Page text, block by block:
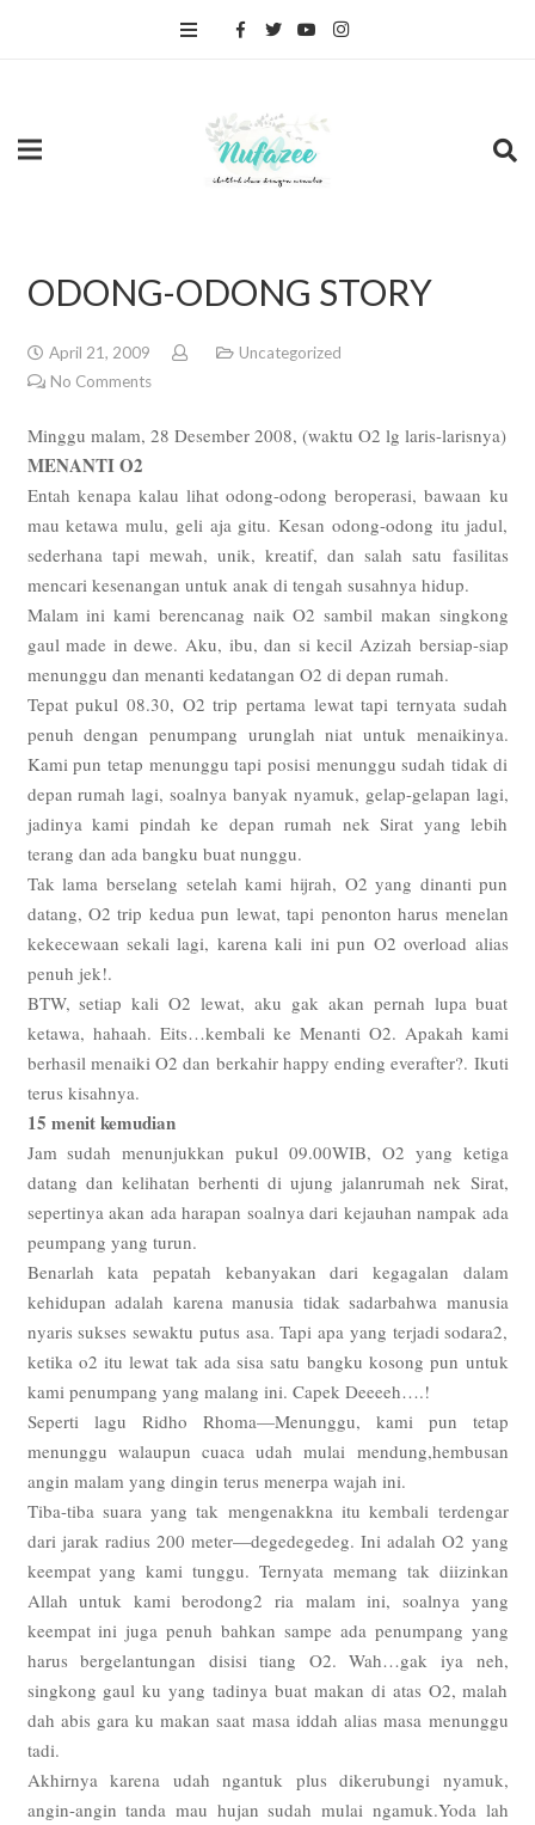
ODONG-ODONG STORY
April 21, 2009
Uncategorized
No Comments
Minggu malam, 28 Desember 2008, (waktu O2 lg laris-larisnya)
MENANTI O2
Entah kenapa kalau lihat odong-odong beroperasi, bawaan ku
mau ketawa mulu, geli aja gitu. Kesan odong-odong itu jadul,
sederhana tapi mewah, unik, kreatif, dan salah satu fasilitas
mencari kesenangan untuk anak di tengah susahnya hidup.
Malam ini kami berencanag naik O2 sambil makan singkong
gaul made in dewe. Aku, ibu, dan si kecil Azizah bersiap-siap
menunggu dan menanti kedatangan O2 di depan rumah.
Tepat pukul 08.30, O2 trip pertama lewat tapi ternyata sudah
penuh dengan penumpang urunglah niat untuk menaikinya.
Kami pun tetap menunggu tapi posisi menunggu sudah tidak di
depan rumah lagi, soalnya banyak nyamuk, gelap-gelapan lagi,
jadinya kami pindah ke depan rumah nek Sirat yang lebih
terang dan ada bangku buat nunggu.
Tak lama berselang setelah kami hijrah, O2 yang dinanti pun
datang, O2 trip kedua pun lewat, tapi penonton harus menelan
kekecewaan sekali lagi, karena kali ini pun O2 overload alias
penuh jek!.
BTW, setiap kali O2 lewat, aku gak akan pernah lupa buat
ketawa, hahaah. Eits…kembali ke Menanti O2. Apakah kami
berhasil menaiki O2 dan berkahir happy ending everafter?. Ikuti
terus kisahnya.
15 menit kemudian
Jam sudah menunjukkan pukul 09.00WIB, O2 yang ketiga
datang dan kelihatan berhenti di ujung jalanrumah nek Sirat,
sepertinya akan ada harapan soalnya dari kejauhan nampak ada
peumpang yang turun.
Benarlah kata pepatah kebanyakan dari kegagalan dalam
kehidupan adalah karena manusia tidak sadarbahwa manusia
nyaris sukses sewaktu putus asa. Tapi apa yang terjadi sodara2,
ketika o2 itu lewat tak ada sisa satu bangku kosong pun untuk
kami penumpang yang malang ini. Capek Deeeeh….!
Seperti lagu Ridho Rhoma—Menunggu, kami pun tetap
menunggu walaupun cuaca udah mulai mendung,hembusan
angin malam yang dingin terus menerpa wajah ini.
Tiba-tiba suara yang tak mengenakkna itu kembali terdengar
dari jarak radius 200 meter—degedegedeg. Ini adalah O2 yang
keempat yang kami tunggu. Ternyata memang tak diizinkan
Allah untuk kami berodong2 ria malam ini, soalnya yang
keempat ini juga penuh bahkan sampe ada penumpang yang
harus bergelantungan disisi tiang O2. Wah…gak iya neh,
singkong gaul ku yang tadinya buat makan di atas O2, malah
dah abis gara ku makan saat masa iddah alias masa menunggu
tadi.
Akhirnya karena udah ngantuk plus dikerubungi nyamuk,
angin-angin tanda mau hujan sudah mulai ngamuk.Yoda lah